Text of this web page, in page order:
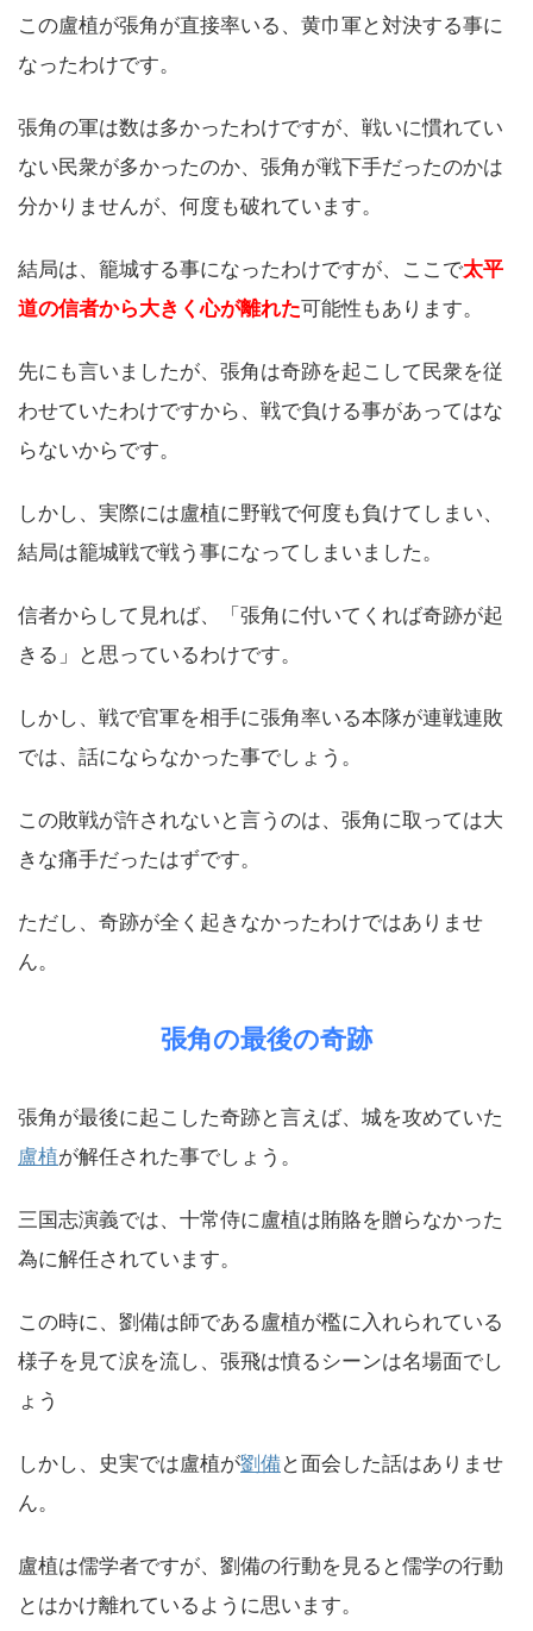
この盧植が張角が直接率いる、黄巾軍と対決する事に
なったわけです。
張角の軍は数は多かったわけですが、戦いに慣れてい
ない民衆が多かったのか、張角が戦下手だったのかは
分かりませんが、何度も破れています。
結局は、籠城する事になったわけですが、ここで太平
道の信者から大きく心が離れた可能性もあります。
先にも言いましたが、張角は奇跡を起こして民衆を従
わせていたわけですから、戦で負ける事があってはな
らないからです。
しかし、実際には盧植に野戦で何度も負けてしまい、
結局は籠城戦で戦う事になってしまいました。
信者からして見れば、「張角に付いてくれば奇跡が起
きる」と思っているわけです。
しかし、戦で官軍を相手に張角率いる本隊が連戦連敗
では、話にならなかった事でしょう。
この敗戦が許されないと言うのは、張角に取っては大
きな痛手だったはずです。
ただし、奇跡が全く起きなかったわけではありませ
ん。
張角の最後の奇跡
張角が最後に起こした奇跡と言えば、城を攻めていた
盧植が解任された事でしょう。
三国志演義では、十常侍に盧植は賄賂を贈らなかった
為に解任されています。
この時に、劉備は師である盧植が檻に入れられている
様子を見て涙を流し、張飛は憤るシーンは名場面でし
ょう
しかし、史実では盧植が劉備と面会した話はありませ
ん。
盧植は儒学者ですが、劉備の行動を見ると儒学の行動
とはかけ離れているように思います。